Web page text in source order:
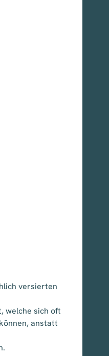
versierten
welche sich oft
anstatt